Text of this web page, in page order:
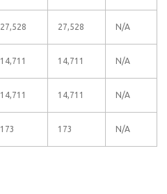
27,528 27,528 N/A
14,711 14,711 N/A
14,711 14,711 N/A
173 173 N/A